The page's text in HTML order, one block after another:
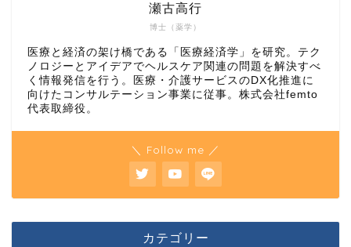
博士（薬学）
瀬古高行
医療と経済の架け橋である「医療経済学」を研究。テク
ノロジーとアイデアでヘルスケア関連の問題を解決すべ
く情報発信を行う。医療・介護サービスのDX化推進に
向けたコンサルテーション事業に従事。株式会社femto
代表取締役。
＼ Follow me ／
カテゴリー